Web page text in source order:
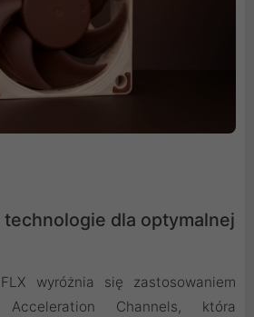
dla optymalnej
wyróżnia się zastosowaniem
Channels, która